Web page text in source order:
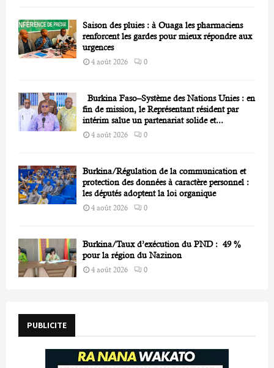
Saison des pluies : à Ouaga les pharmaciens
renforcent les gardes pour mieux répondre aux
urgences
4 août 2026 0
Burkina Faso–Système des Nations Unies : en
fin de mission, le Représentant résident par
intérim salue un partenariat solide et...
4 août 2026 0
Burkina/Régulation de la communication et
protection des données à caractère personnel :
les députés adoptent la loi organique
4 août 2026 0
Burkina/Taux d’exécution du PND : 49 %
pour la région du Nazinon
4 août 2026 0
PUBLICITE